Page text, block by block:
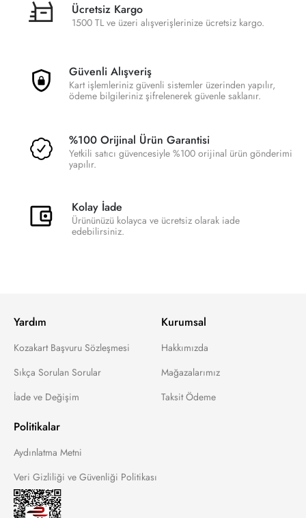
Ücretsiz Kargo
1500 TL ve üzeri alışverişlerinize ücretsiz kargo.
Güvenli Alışveriş
Kart işlemleriniz güvenli sistemler üzerinden yapılır,
ödeme bilgileriniz şifrelenerek güvenle saklanır.
%100 Orijinal Ürün Garantisi
Yetkili satıcı güvencesiyle %100 orijinal ürün gönderimi
yapılır.
Kolay İade
Ürününüzü kolayca ve ücretsiz olarak iade
edebilirsiniz.
Yardım
Kozakart Başvuru Sözleşmesi
Sıkça Sorulan Sorular
İade ve Değişim
Kurumsal
Hakkımızda
Mağazalarımız
Taksit Ödeme
Politikalar
Aydınlatma Metni
Veri Gizliliği ve Güvenliği Politikası